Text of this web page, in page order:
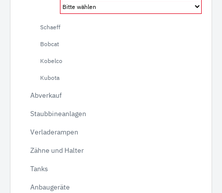
Schaeff
Bobcat
Kobelco
Kubota
Abverkauf
Staubbineanlagen
Verladerampen
Zähne und Halter
Tanks
Anbaugeräte